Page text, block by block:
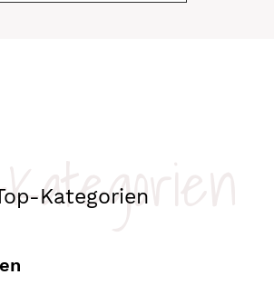
Kategorien
Kategorien